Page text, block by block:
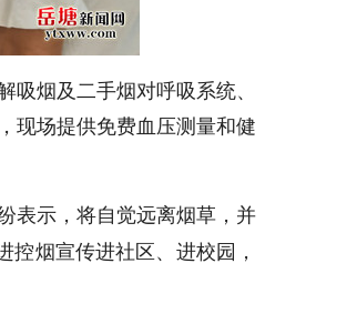
烟及二手烟对呼吸系统、
现场提供免费血压测量和健
表示，将自觉远离烟草，并
控烟宣传进社区、进校园，